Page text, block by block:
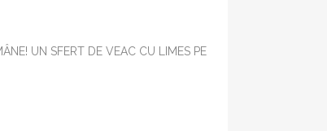
UN SFERT DE VEAC CU LIMES PE